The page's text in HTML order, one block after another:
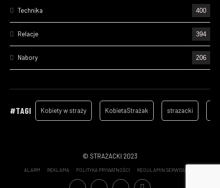
Technika 400
Relacje 394
Nabory 206
157
#TAGI Kobiety w straży KobietaStrażak strazacki
© STRAŻACKI 2023
ALARM REKLAMA POLITYKA PRYWATNOŚCI REGULAMIN SERWISU